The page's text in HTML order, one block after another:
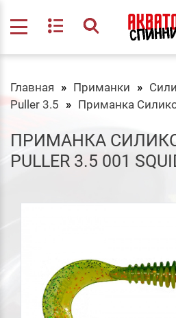
Главная Приманки
Puller 3.5
ПРИМАНКА
PULLER 3.5 001